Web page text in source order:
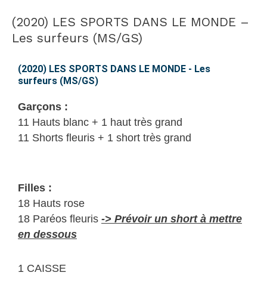
(2020) LES SPORTS DANS LE MONDE –
Les surfeurs (MS/GS)
(2020) LES SPORTS DANS LE MONDE - Les
surfeurs (MS/GS)
Garçons :
11 Hauts blanc + 1 haut très grand
11 Shorts fleuris + 1 short très grand
Filles :
18 Hauts rose
18 Paréos fleuris -> Prévoir un short à mettre
en dessous
1 CAISSE
(2020)
LES
DANS
LE
Les
surfeurs